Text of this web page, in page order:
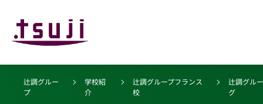
辻調グルー
プ
学校紹
介
辻調グループフランス
校
辻調グル
グ